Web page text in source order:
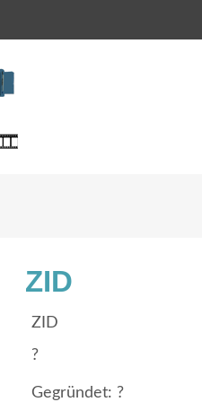
ZID
ZID
?
Gegründet: ?